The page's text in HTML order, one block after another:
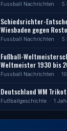
Fussball Nachrichten · 5
Schiedsrichter-
Wiesbaden gegen
Fussball Nachrichten · 5
Fußball-
Weltmeister 1930 bis
Fussball Nachrichten ·
Deutschland WM
Fußballgeschichte · 1